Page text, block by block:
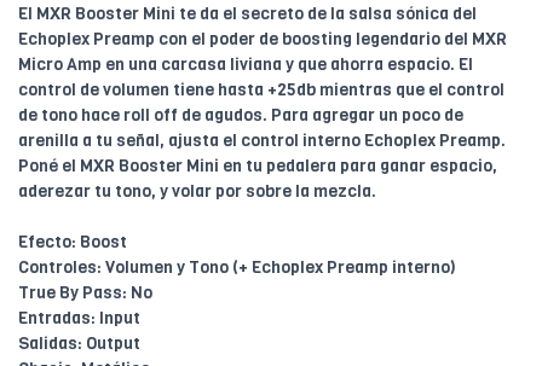
El MXR Booster Mini te da el secreto de la salsa sónica del
Echoplex Preamp con el poder de boosting legendario del MXR
Micro Amp en una carcasa liviana y que ahorra espacio. El
control de volumen tiene hasta +25db mientras que el control
de tono hace roll off de agudos. Para agregar un poco de
arenilla a tu señal, ajusta el control interno Echoplex Preamp.
Poné el MXR Booster Mini en tu pedalera para ganar espacio,
aderezar tu tono, y volar por sobre la mezcla.
Efecto: Boost
Controles: Volumen y Tono (+ Echoplex Preamp interno)
True By Pass: No
Entradas: Input
Salidas: Output